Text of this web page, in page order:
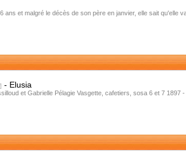
et malgré le décès de son père en janvier, elle sait qu'elle
- Elusia
et Gabrielle Pélagie Vasgette, cafetiers, sosa 6 et 7 1897